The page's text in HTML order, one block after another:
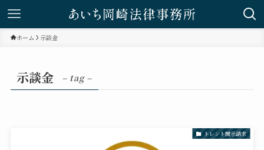
ホーム 示談金
示談金 – tag –
トレント開示請求